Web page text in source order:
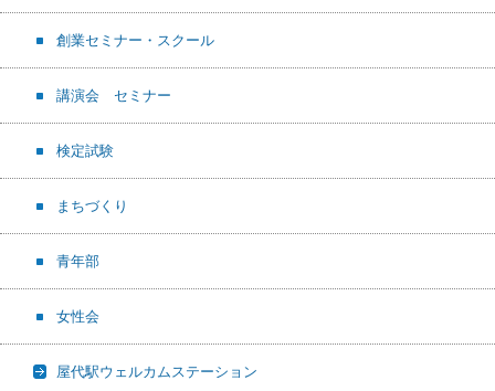
創業セミナー・スクール
講演会 セミナー
検定試験
まちづくり
青年部
女性会
屋代駅ウェルカムステーション